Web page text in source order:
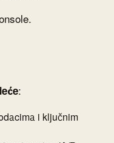
:
i ključnim